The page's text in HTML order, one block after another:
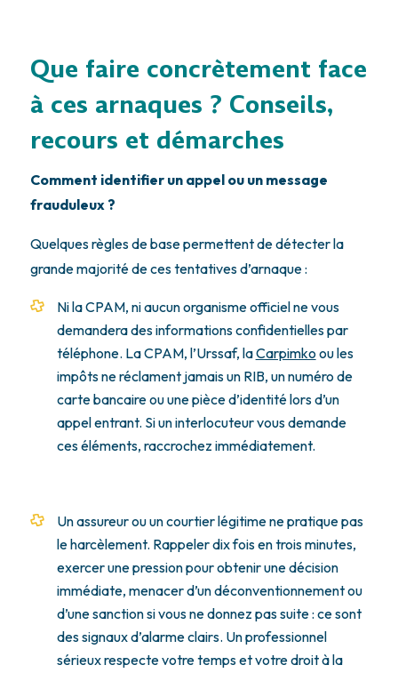
Que faire concrètement face
à ces arnaques ? Conseils,
recours et démarches
Comment identifier un appel ou un message
frauduleux ?
Quelques règles de base permettent de détecter la
grande majorité de ces tentatives d’arnaque :
Ni la CPAM, ni aucun organisme officiel ne vous
demandera des informations confidentielles par
téléphone. La CPAM, l’Urssaf, laCarpimko ou les
impôts ne réclament jamais un RIB, un numéro de
carte bancaire ou une pièce d’identité lors d’un
appel entrant. Si un interlocuteur vous demande
ces éléments, raccrochez immédiatement.
Un assureur ou un courtier légitime ne pratique pas
le harcèlement. Rappeler dix fois en trois minutes,
exercer une pression pour obtenir une décision
immédiate, menacer d’un déconventionnement ou
d’une sanction si vous ne donnez pas suite : ce sont
des signaux d’alarme clairs. Un professionnel
sérieux respecte votre temps et votre droit à la